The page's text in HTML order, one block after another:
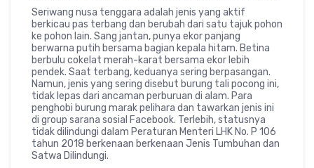
Seriwang nusa tenggara adalah jenis yang aktif
berkicau pas terbang dan berubah dari satu tajuk pohon
ke pohon lain. Sang jantan, punya ekor panjang
berwarna putih bersama bagian kepala hitam. Betina
berbulu cokelat merah-karat bersama ekor lebih
pendek. Saat terbang, keduanya sering berpasangan.
Namun, jenis yang sering disebut burung tali pocong ini,
tidak lepas dari ancaman perburuan di alam. Para
penghobi burung marak pelihara dan tawarkan jenis ini
di group sarana sosial Facebook. Terlebih, statusnya
tidak dilindungi dalam Peraturan Menteri LHK No. P 106
tahun 2018 berkenaan berkenaan Jenis Tumbuhan dan
Satwa Dilindungi.